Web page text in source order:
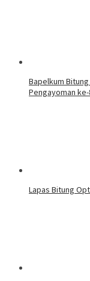
‎Bapelkum Bitung
Pengayoman ke-
Lapas Bitung